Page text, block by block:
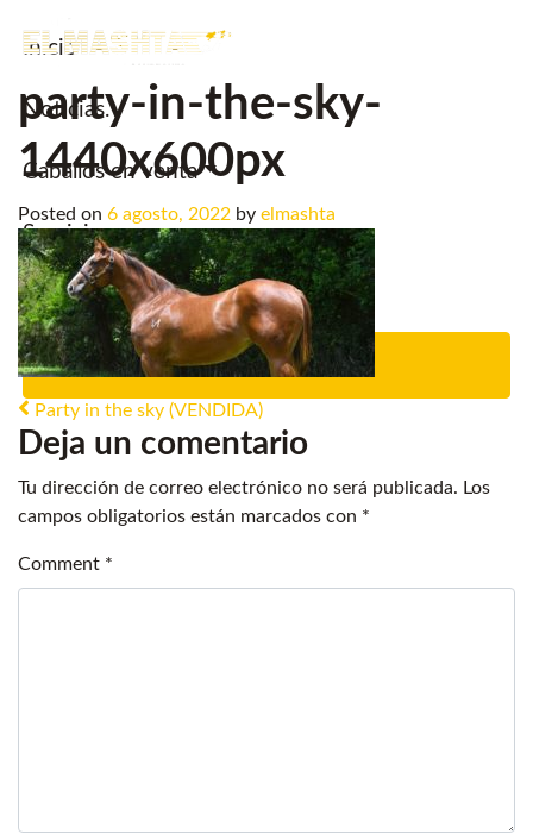
Inicio
Noticias.
Caballos en venta
Servicios
Criadero
Contacto
Main Navigation
party-in-the-sky-
1440x600px
Posted on 6 agosto, 2022 by elmashta
Post navigation
Party in the sky (VENDIDA)
Deja un comentario
Tu dirección de correo electrónico no será publicada. Los
campos obligatorios están marcados con *
Comment *